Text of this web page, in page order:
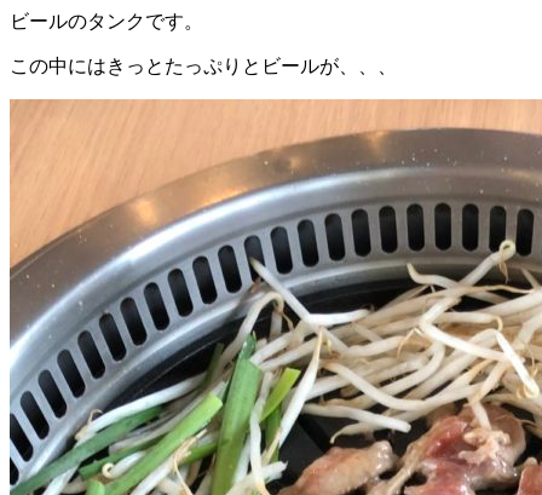
ビールのタンクです。
この中にはきっとたっぷりとビールが、、、